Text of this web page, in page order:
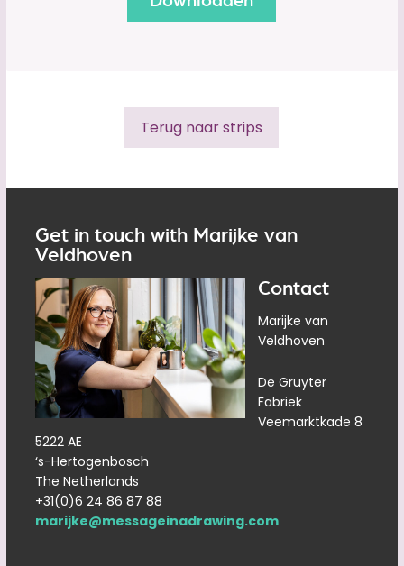
Terug naar strips
Get in touch with Marijke van
Veldhoven
Contact
Marijke van
Veldhoven
De Gruyter
Fabriek
Veemarktkade 8
5222 AE
‘s-Hertogenbosch
The Netherlands
+31(0)6 24 86 87 88
marijke@messageinadrawing.com